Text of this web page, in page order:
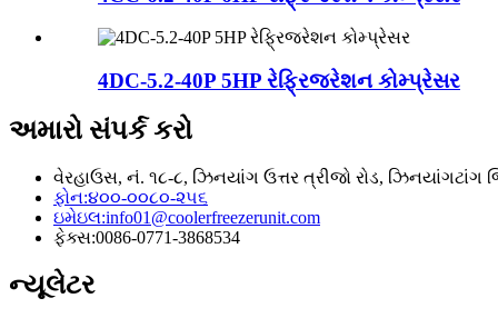
4DC-5.2-40P 5HP રેફ્રિજરેશન કોમ્પ્રેસર
અમારો સંપર્ક કરો
વેરહાઉસ, નં. ૧૮-૮, ઝિનયાંગ ઉત્તર ત્રીજો રોડ,
ફોન:૪૦૦-૦૦૮૦-૨૫૬
ઇમેઇલ:info01@coolerfreezerunit.com
ફેક્સ:0086-0771-3868534
ન્યૂલેટર